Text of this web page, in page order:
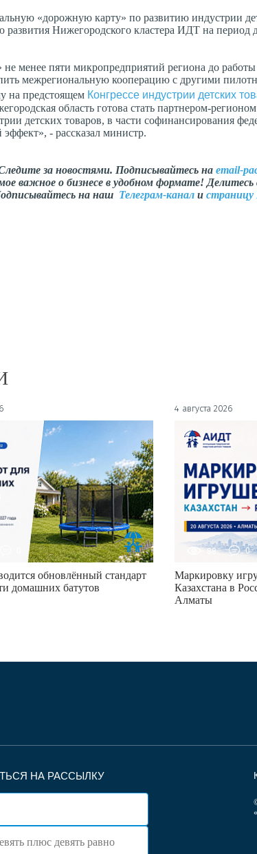
«дорожную карту» по развитию индустрии
Нижегородского кластера ИДТ на период
не менее пяти микропредприятий региона до
межрегиональную кооперацию с другими
на предстоящем Конгрессе индустрии детских
область готова стать партнером-
детских товаров, в части софинансирования
- рассказал министр.
за новостями. Подписывайтесь на email-
важное о бизнесе в удобном формате! Делитесь
на наш Телеграм-канал и
обновлённый стандарт
домашних батутов
4 августа 2026
88 0
Маркировку
Казахстана в
Алматы
НА РАССЫЛКУ